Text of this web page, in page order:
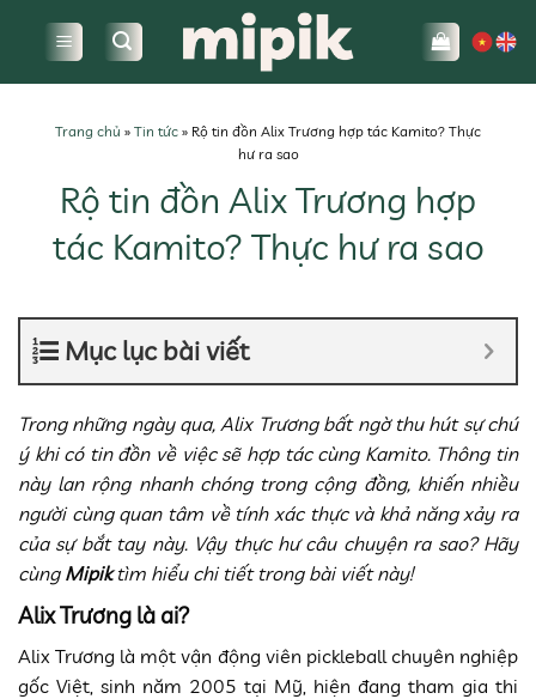
Trang chủ » Tin tức » Rộ tin đồn Alix Trương hợp tác Kamito? Thực
hư ra sao
Rộ tin đồn Alix Trương hợp
tác Kamito? Thực hư ra sao
Mục lục bài viết
Trong những ngày qua, Alix Trương bất ngờ thu hút sự chú
ý khi có tin đồn về việc sẽ hợp tác cùng Kamito. Thông tin
này lan rộng nhanh chóng trong cộng đồng, khiến nhiều
người cùng quan tâm về tính xác thực và khả năng xảy ra
của sự bắt tay này. Vậy thực hư câu chuyện ra sao? Hãy
cùng Mipiktìm hiểu chi tiết trong bài viết này!
Alix Trương là ai?
Alix Trương là một vận động viên pickleball chuyên nghiệp
gốc Việt, sinh năm 2005 tại Mỹ, hiện đang tham gia thi